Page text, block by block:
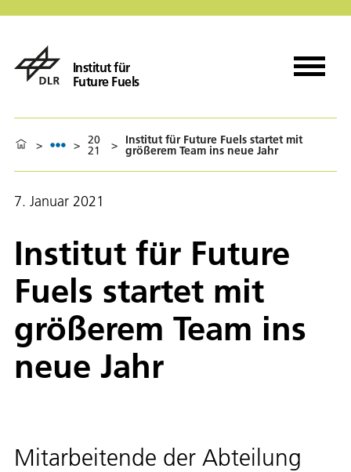
Institut für
Future Fuels
> > 20
21 > Institut für Future Fuels startet mit
größerem Team ins neue Jahr
7. Januar 2021
Institut für Future
Fuels startet mit
größerem Team ins
neue Jahr
Mitarbeitende der Abteilung